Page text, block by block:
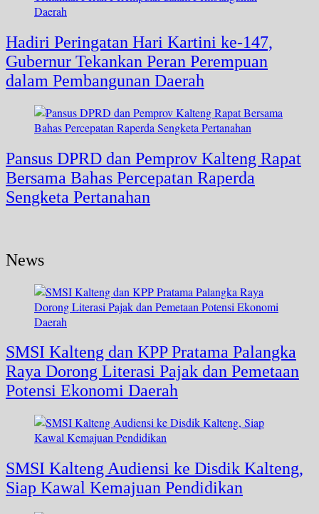
Hadiri Peringatan Hari Kartini ke-147,
Gubernur Tekankan Peran Perempuan
dalam Pembangunan Daerah
Pansus DPRD dan Pemprov Kalteng Rapat
Bersama Bahas Percepatan Raperda
Sengketa Pertanahan
News
SMSI Kalteng dan KPP Pratama Palangka
Raya Dorong Literasi Pajak dan Pemetaan
Potensi Ekonomi Daerah
SMSI Kalteng Audiensi ke Disdik Kalteng,
Siap Kawal Kemajuan Pendidikan